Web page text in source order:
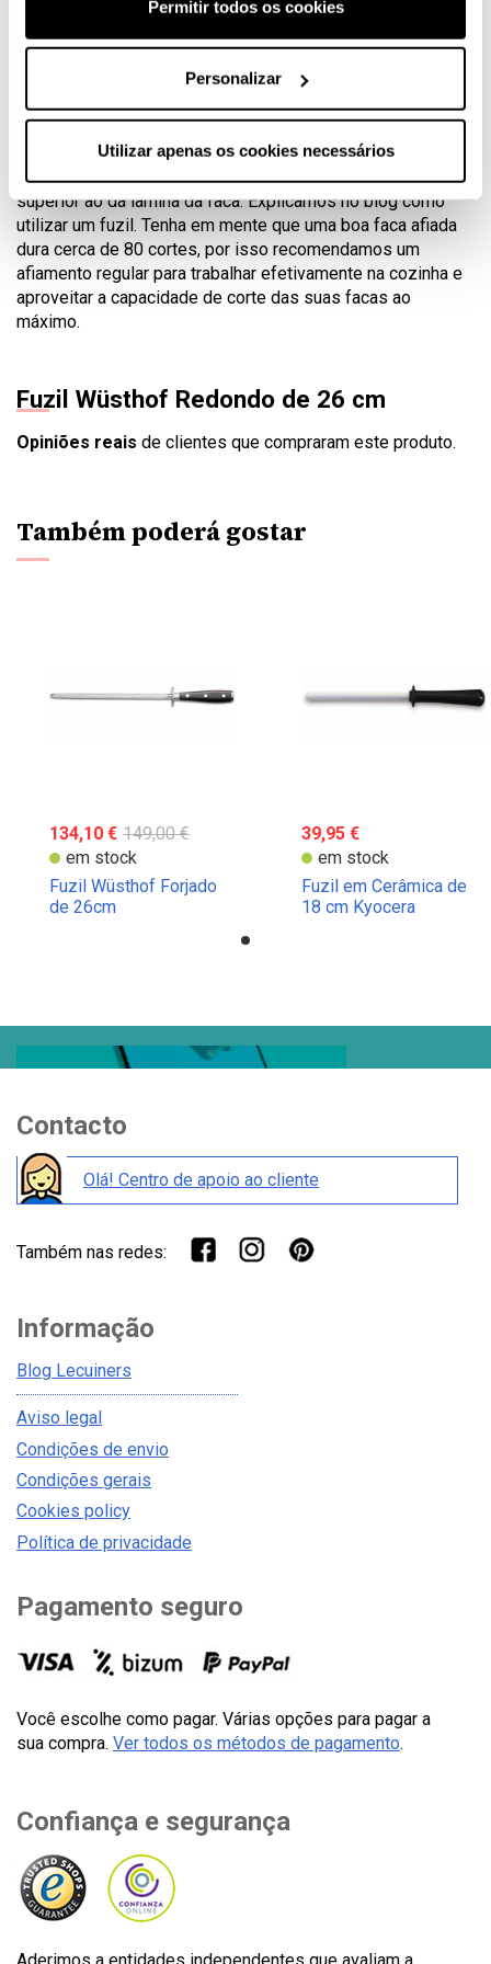
Permitir todos os cookies
Personalizar
Utilizar apenas os cookies necessários
fazer parte da rotina da cozinha: este simples passo,
mantém as facas em bom estado com o mínimo esforço.
Apenas algumas passagens em cada lado da faca são
suficientes para eliminar os pequenos cortes ou
imperfeições que poderiam resultar de cortes anteriores ou
choques na gaveta dos utensílios.
O mais importante é que o tamanho do fuzil seja sempre
superior ao da lâmina da faca. Explicamos no blog como
utilizar um fuzil. Tenha em mente que uma boa faca afiada
dura cerca de 80 cortes, por isso recomendamos um
afiamento regular para trabalhar efetivamente na cozinha e
aproveitar a capacidade de corte das suas facas ao
máximo.
Fuzil Wüsthof Redondo de 26 cm
Opiniões reais de clientes que compraram este produto.
Também poderá gostar
134,10 € 149,00 €
em stock
Fuzil Wüsthof Forjado
de 26cm
39,95 €
em stock
Fuzil em Cerâmica de
18 cm Kyocera
Contacto
Olá! Centro de apoio ao cliente
Também nas redes:
Informação
Blog Lecuiners
Aviso legal
Condições de envio
Condições gerais
Cookies policy
Política de privacidade
Pagamento seguro
Você escolhe como pagar. Várias opções para pagar a
sua compra. Ver todos os métodos de pagamento.
Confiança e segurança